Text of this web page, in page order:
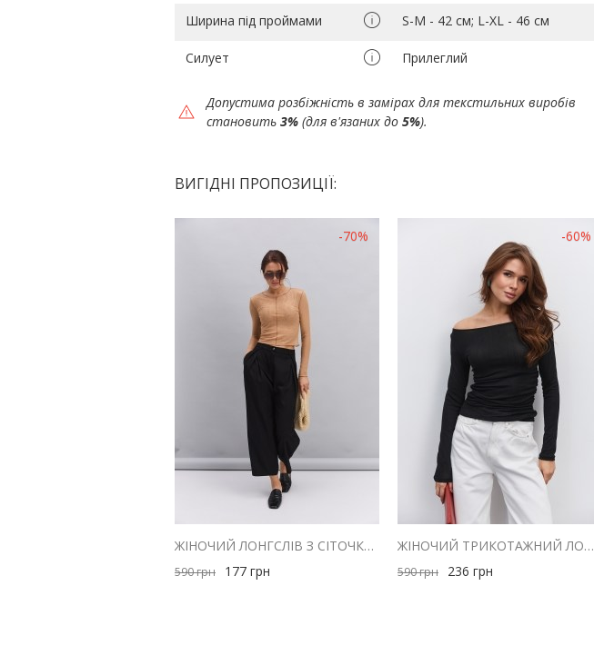
Ширина під проймами S-M - 42 см; L-ХL - 46 см
Силует Прилеглий
Допустима розбіжність в замірах для текстильних виробів
становить 3% (для в'язаних до 5%).
ВИГІДНІ ПРОПОЗИЦІЇ:
-70%
ЖІНОЧИЙ ЛОНГСЛІВ З СІТОЧКИ БЕЖЕВИЙ ЗІ ШВАМИ НАВИВОРІТ
590грн 177 грн
-60%
ЖІНОЧИЙ ТРИКОТАЖНИЙ ЛОНГСЛІВ ЧОРНИЙ З ДРАПІРУВАННЯМ ЗБОКУ
590грн 236 грн